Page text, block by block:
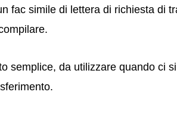
fac simile di lettera di richiesta di
semplice, da utilizzare quando ci